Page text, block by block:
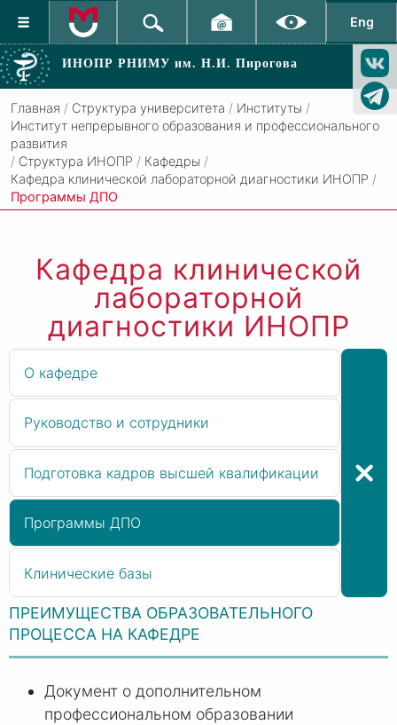
Eng
ИНОПР РНИМУ им. Н.И. Пирогова
Главная / Структура университета / Институты /
Институт непрерывного образования и профессионального
развития
/ Структура ИНОПР / Кафедры /
Кафедра клинической лабораторной диагностики ИНОПР /
Программы ДПО
Кафедра клинической
лабораторной
диагностики ИНОПР
О кафедре
Руководство и сотрудники
Подготовка кадров высшей квалификации
Программы ДПО
Клинические базы
ПРЕИМУЩЕСТВА ОБРАЗОВАТЕЛЬНОГО
ПРОЦЕССА НА КАФЕДРЕ
Документ о дополнительном
профессиональном образовании